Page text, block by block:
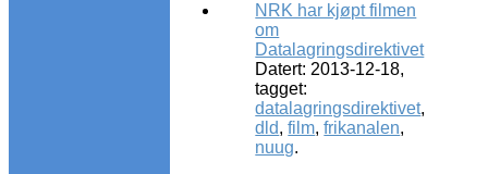
NRK har kjøpt filmen
om
Datalagringsdirektivet
Datert: 2013-12-18,
tagget:
datalagringsdirektivet,
dld,film,frikanalen,
nuug.